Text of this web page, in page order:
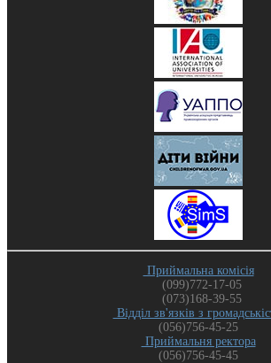
Приймальна комісія
(099)772-17-05
(073)168-39-55
Відділ зв'язків з
(056)756-45-25
Приймальня ректора
(056)756-45-45